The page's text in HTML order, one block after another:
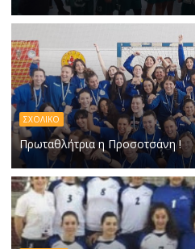
ΣΧΟΛΙΚΟ
Πρωταθλήτρια η Προσοτσάνη !